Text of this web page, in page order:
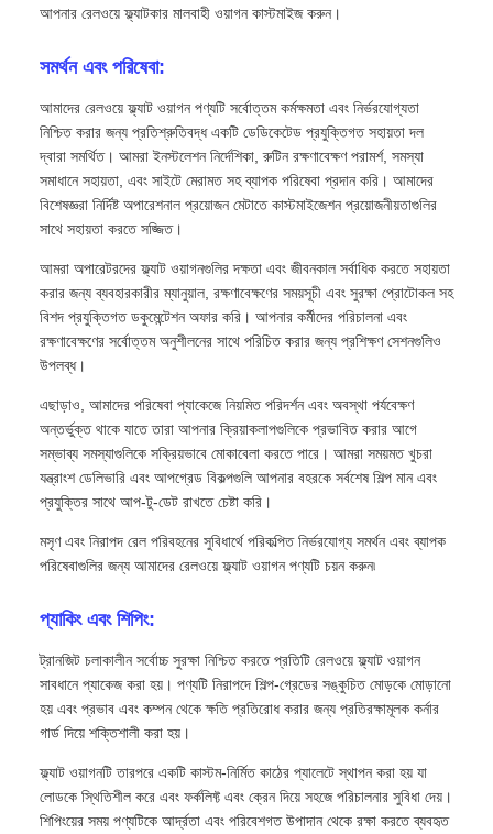
আপনার রেলওয়ে ফ্ল্যাটকার মালবাহী ওয়াগন কাস্টমাইজ করুন।
সমর্থন এবং পরিষেবা:
আমাদের রেলওয়ে ফ্ল্যাট ওয়াগন পণ্যটি সর্বোত্তম কর্মক্ষমতা এবং নির্ভরযোগ্যতা
নিশ্চিত করার জন্য প্রতিশ্রুতিবদ্ধ একটি ডেডিকেটেড প্রযুক্তিগত সহায়তা দল
দ্বারা সমর্থিত। আমরা ইনস্টলেশন নির্দেশিকা, রুটিন রক্ষণাবেক্ষণ পরামর্শ, সমস্যা
সমাধানে সহায়তা, এবং সাইটে মেরামত সহ ব্যাপক পরিষেবা প্রদান করি। আমাদের
বিশেষজ্ঞরা নির্দিষ্ট অপারেশনাল প্রয়োজন মেটাতে কাস্টমাইজেশন প্রয়োজনীয়তাগুলির
সাথে সহায়তা করতে সজ্জিত।
আমরা অপারেটরদের ফ্ল্যাট ওয়াগনগুলির দক্ষতা এবং জীবনকাল সর্বাধিক করতে সহায়তা
করার জন্য ব্যবহারকারীর ম্যানুয়াল, রক্ষণাবেক্ষণের সময়সূচী এবং সুরক্ষা প্রোটোকল সহ
বিশদ প্রযুক্তিগত ডকুমেন্টেশন অফার করি। আপনার কর্মীদের পরিচালনা এবং
রক্ষণাবেক্ষণের সর্বোত্তম অনুশীলনের সাথে পরিচিত করার জন্য প্রশিক্ষণ সেশনগুলিও
উপলব্ধ।
এছাড়াও, আমাদের পরিষেবা প্যাকেজে নিয়মিত পরিদর্শন এবং অবস্থা পর্যবেক্ষণ
অন্তর্ভুক্ত থাকে যাতে তারা আপনার ক্রিয়াকলাপগুলিকে প্রভাবিত করার আগে
সম্ভাব্য সমস্যাগুলিকে সক্রিয়ভাবে মোকাবেলা করতে পারে। আমরা সময়মত খুচরা
যন্ত্রাংশ ডেলিভারি এবং আপগ্রেড বিকল্পগুলি আপনার বহরকে সর্বশেষ শিল্প মান এবং
প্রযুক্তির সাথে আপ-টু-ডেট রাখতে চেষ্টা করি।
মসৃণ এবং নিরাপদ রেল পরিবহনের সুবিধার্থে পরিকল্পিত নির্ভরযোগ্য সমর্থন এবং ব্যাপক
পরিষেবাগুলির জন্য আমাদের রেলওয়ে ফ্ল্যাট ওয়াগন পণ্যটি চয়ন করুন৷
প্যাকিং এবং শিপিং:
ট্রানজিট চলাকালীন সর্বোচ্চ সুরক্ষা নিশ্চিত করতে প্রতিটি রেলওয়ে ফ্ল্যাট ওয়াগন
সাবধানে প্যাকেজ করা হয়। পণ্যটি নিরাপদে শিল্প-গ্রেডের সঙ্কুচিত মোড়কে মোড়ানো
হয় এবং প্রভাব এবং কম্পন থেকে ক্ষতি প্রতিরোধ করার জন্য প্রতিরক্ষামূলক কর্নার
গার্ড দিয়ে শক্তিশালী করা হয়।
ফ্ল্যাট ওয়াগনটি তারপরে একটি কাস্টম-নির্মিত কাঠের প্যালেটে স্থাপন করা হয় যা
লোডকে স্থিতিশীল করে এবং ফর্কলিফ্ট এবং ক্রেন দিয়ে সহজে পরিচালনার সুবিধা দেয়।
শিপিংয়ের সময় পণ্যটিকে আর্দ্রতা এবং পরিবেশগত উপাদান থেকে রক্ষা করতে ব্যবহৃত